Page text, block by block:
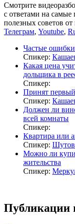
Смотрите
с ответами на
полезных советов
Телеграм, Youtube,
Частые
Спикер:
Какая цена
дольщика в
Спикер:
Принят
Спикер:
Должен ли
всей комнаты
Спикер:
Квартира или
Спикер: Шутов
Можно ли
жительства
Спикер: